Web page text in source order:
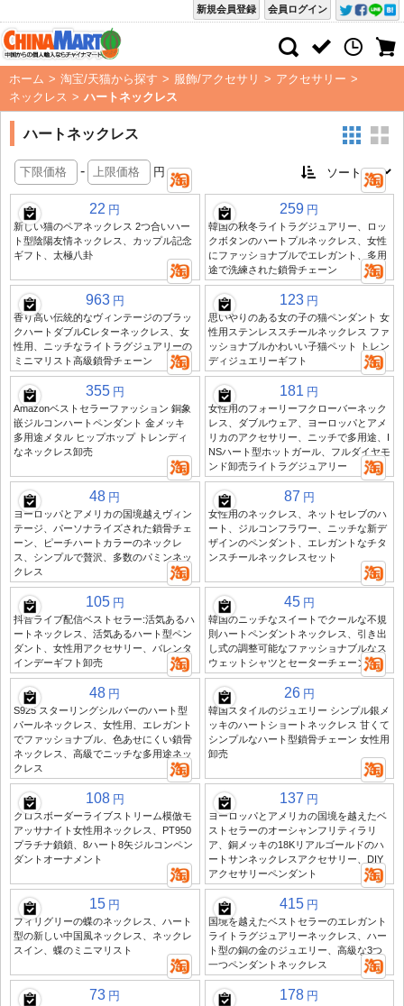
会員ログイン
新規会員登録
ホーム > 淘宝/天猫から探す > 服飾/アクセサリ > アクセサリー >
ネックレス > ハートネックレス
ハートネックレス
- 円
22 円
新しい猫のペアネックレス 2つ合いハー
ト型陰陽友情ネックレス、カップル記念
ギフト、太極八卦
259 円
韓国の秋冬ライトラグジュアリー、ロッ
クボタンのハートプルネックレス、女性
にファッショナブルでエレガント、多用
途で洗練された鎖骨チェーン
963 円
香り高い伝統的なヴィンテージのブラッ
クハートダブルCレターネックレス、女
性用、ニッチなライトラグジュアリーの
ミニマリスト高級鎖骨チェーン
123 円
思いやりのある女の子の猫ペンダント 女
性用ステンレススチールネックレス ファ
ッショナブルかわいい子猫ペット トレン
ディジュエリーギフト
355 円
Amazonベストセラーファッション 銅象
嵌ジルコンハートペンダント 金メッキ
多用途メタル ヒップホップ トレンディ
なネックレス卸売
181 円
女性用のフォーリーフクローバーネック
レス、ダブルウェア、ヨーロッパとアメ
リカのアクセサリー、ニッチで多用途、I
NSハート型ホットガール、フルダイヤモ
ンド卸売ライトラグジュアリー
48 円
ヨーロッパとアメリカの国境越えヴィン
テージ、パーソナライズされた鎖骨チェ
ーン、ピーチハートカラーのネックレ
ス、シンプルで贅沢、多数のパミンネッ
クレス
87 円
女性用のネックレス、ネットセレブのハ
ート、ジルコンフラワー、ニッチな新デ
ザインのペンダント、エレガントなチタ
ンスチールネックレスセット
105 円
抖音ライブ配信ベストセラー:活気あるハ
ートネックレス、活気あるハート型ペン
ダント、女性用アクセサリー、バレンタ
インデーギフト卸売
45 円
韓国のニッチなスイートでクールな不規
則ハートペンダントネックレス、引き出
し式の調整可能なファッショナブルなス
ウェットシャツとセーターチェーン
48 円
S925 スターリングシルバーのハート型
パールネックレス、女性用、エレガント
でファッショナブル、色あせにくい鎖骨
ネックレス、高級でニッチな多用途ネッ
クレス
26 円
韓国スタイルのジュエリー シンプル銀メ
ッキのハートショートネックレス 甘くて
シンプルなハート型鎖骨チェーン 女性用
卸売
108 円
クロスボーダーライブストリーム模倣モ
アッサナイト女性用ネックレス、PT950
プラチナ鎖鎖、8ハート8矢ジルコンペン
ダントオーナメント
137 円
ヨーロッパとアメリカの国境を越えたベ
ストセラーのオーシャンフリティラリ
ア、銅メッキの18Kリアルゴールドのハ
ートサンネックレスアクセサリー、DIY
アクセサリーペンダント
15 円
フィリグリーの蝶のネックレス、ハート
型の新しい中国風ネックレス、ネックレ
スイン、蝶のミニマリスト
415 円
国境を越えたベストセラーのエレガント
ライトラグジュアリーネックレス、ハー
ト型の銅の金のジュエリー、高級な3つ
一つペンダントネックレス
73 円 178 円